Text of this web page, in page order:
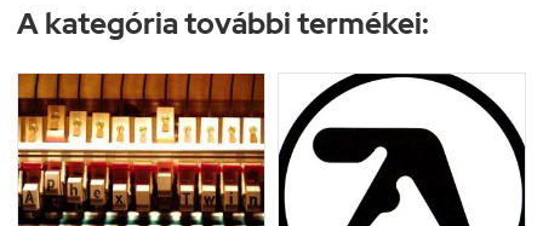
A kategória további termékei: